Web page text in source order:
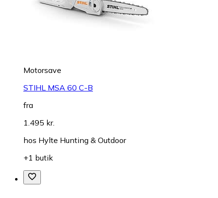
Motorsave
STIHL MSA 60 C-B
fra
1.495 kr.
hos Hylte Hunting & Outdoor
+1 butik